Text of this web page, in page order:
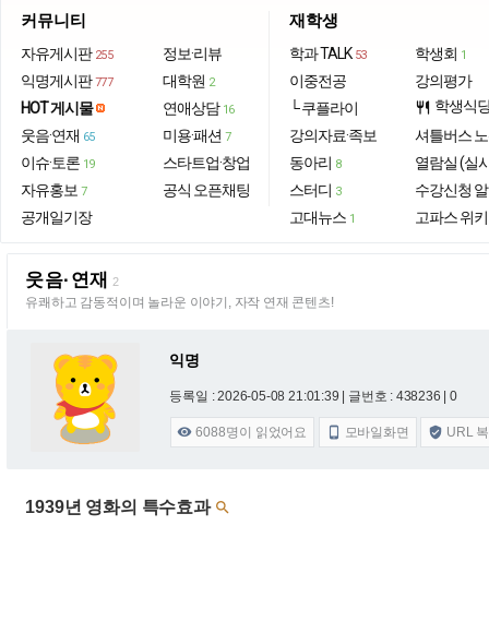
커뮤니티
자유게시판 255
익명게시판 777
HOT 게시물
웃음·연재 65
이슈·토론 19
자유홍보 7
공개일기장
정보·리뷰
대학원 2
연애상담 16
미용·패션 7
스타트업·창업
공식 오픈채팅
재학생
학과 TALK 53
이중전공
└ 쿠플라이
강의자료·족보
동아리 8
스터디 3
고대뉴스 1
학생회 1
강의평가
restaurant 학생식
셔틀버스
열람실 (실
수강신청
고파스 위키
웃음·연재 2
유쾌하고 감동적이며 놀라운 이야기, 자작 연재 콘텐츠!
익명
등록일 : 2026-05-08 21:01:39 | 글번호 : 438236 | 0
 6088명이 읽었어요  모바일화면  URL
1939년 영화의 특수효과 